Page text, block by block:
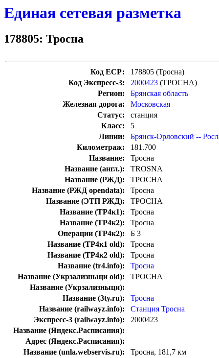
Единая сетевая разметка
178805: Тросна
Код ЕСР:
178805 (Тросна)
Код Экспресс-3:
2000423 (ТРОСНА)
Регион:
Брянская область
Железная дорога:
Московская
Статус:
станция
Класс:
5
Линии:
Брянск-Орловский --
Километраж:
181.700
Название:
Тросна
Название (англ.):
TROSNA
Название (РЖД):
ТРОСНА
Название (РЖД opendata):
Тросна
Название (ЭТП РЖД):
ТРОСНА
Название (ТР4к1):
Тросна
Название (ТР4к2):
Тросна
Операции (ТР4к2):
Б 3
Название (ТР4к1 old):
Тросна
Название (ТР4к2 old):
Тросна
Название (tr4.info):
Тросна
Название (Укрзализныци old):
ТРОСНА
Название (Укрзализныци):
Название (3ty.ru):
Тросна
Название (railwayz.info):
Станция Тросна
Экспресс-3 (railwayz.info):
2000423
Название (Яндекс.Расписания):
Адрес (Яндекс.Расписания):
Название (unla.webservis.ru):
Тросна, 181,7 км